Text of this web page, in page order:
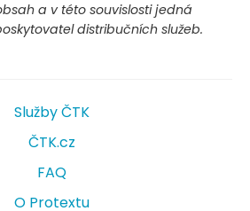
a v této souvislosti jedná
distribučních služeb.
Služby ČTK
ČTK.cz
FAQ
O Protextu